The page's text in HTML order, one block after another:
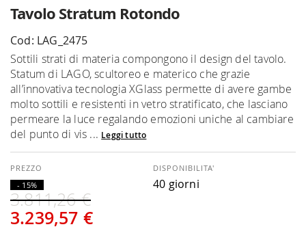
Tavolo Stratum Rotondo
Cod: LAG_2475
Sottili strati di materia compongono il design del tavolo.
Statum di LAGO, scultoreo e materico che grazie
all’innovativa tecnologia XGlass permette di avere gambe
molto sottili e resistenti in vetro stratificato, che lasciano
permeare la luce regalando emozioni uniche al cambiare
del punto di vis ... Leggi tutto
3.239,57 €
3.811,26 €
- 15%
DISPONIBILITA'
40 giorni
della
galleria
di
immagini